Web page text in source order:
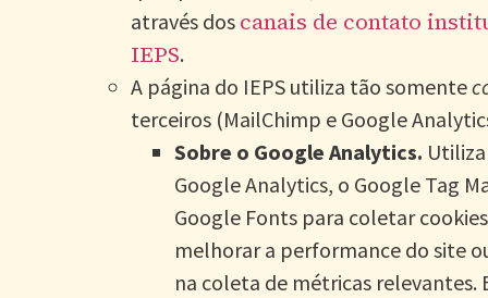
através dos canais de contato
IEPS.
A página do IEPS utiliza tão somente
terceiros (MailChimp e Google
Sobre o Google Analytics.
Google Analytics, o Google Tag
Google Fonts para coletar
melhorar a performance do site
na coleta de métricas relevantes.